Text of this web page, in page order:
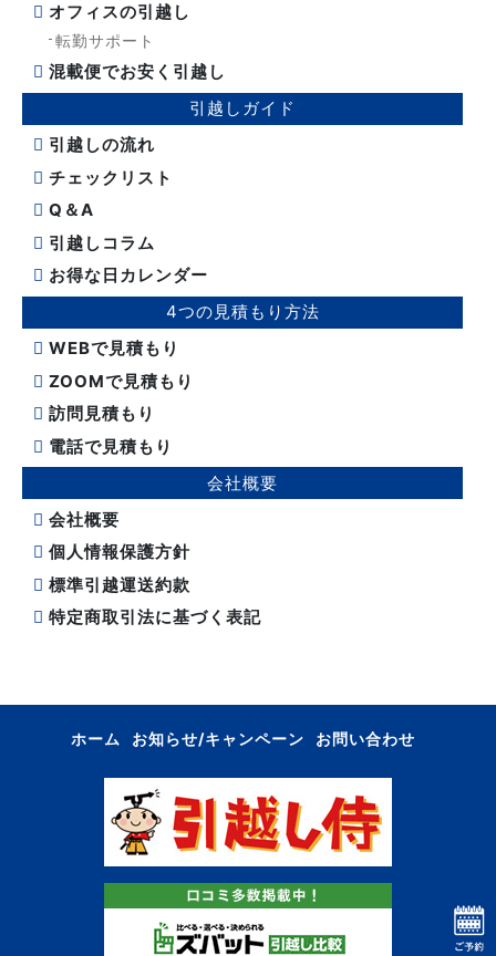
オフィスの引越し
転勤サポート
混載便でお安く引越し
引越しガイド
引越しの流れ
チェックリスト
Q＆A
引越しコラム
お得な日カレンダー
4つの見積もり方法
WEBで見積もり
ZOOMで見積もり
訪問見積もり
電話で見積もり
会社概要
会社概要
個人情報保護方針
標準引越運送約款
特定商取引法に基づく表記
ホーム お知らせ/キャンペーン お問い合わせ